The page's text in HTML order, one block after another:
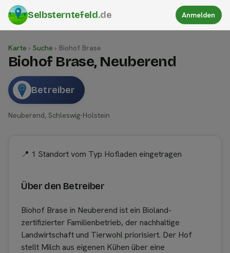
Selbsterntefeld.de Anmelden
Karte › Suche › Biohof Brase
Biohof Brase, Neuberend
Betreiber
Neuberend, Schleswig-Holstein
📍 1 Standort vom Typ Hofladen eingetragen
Über den Betreiber
Biohof Brase in Neuberend ist ein Bioland-
zertifizierter Familienbetrieb, der nachhaltige
Landwirtschaft und Tierwohl priorisiert. Der Hof
stellt Milch aus eigenen Kühen über eine